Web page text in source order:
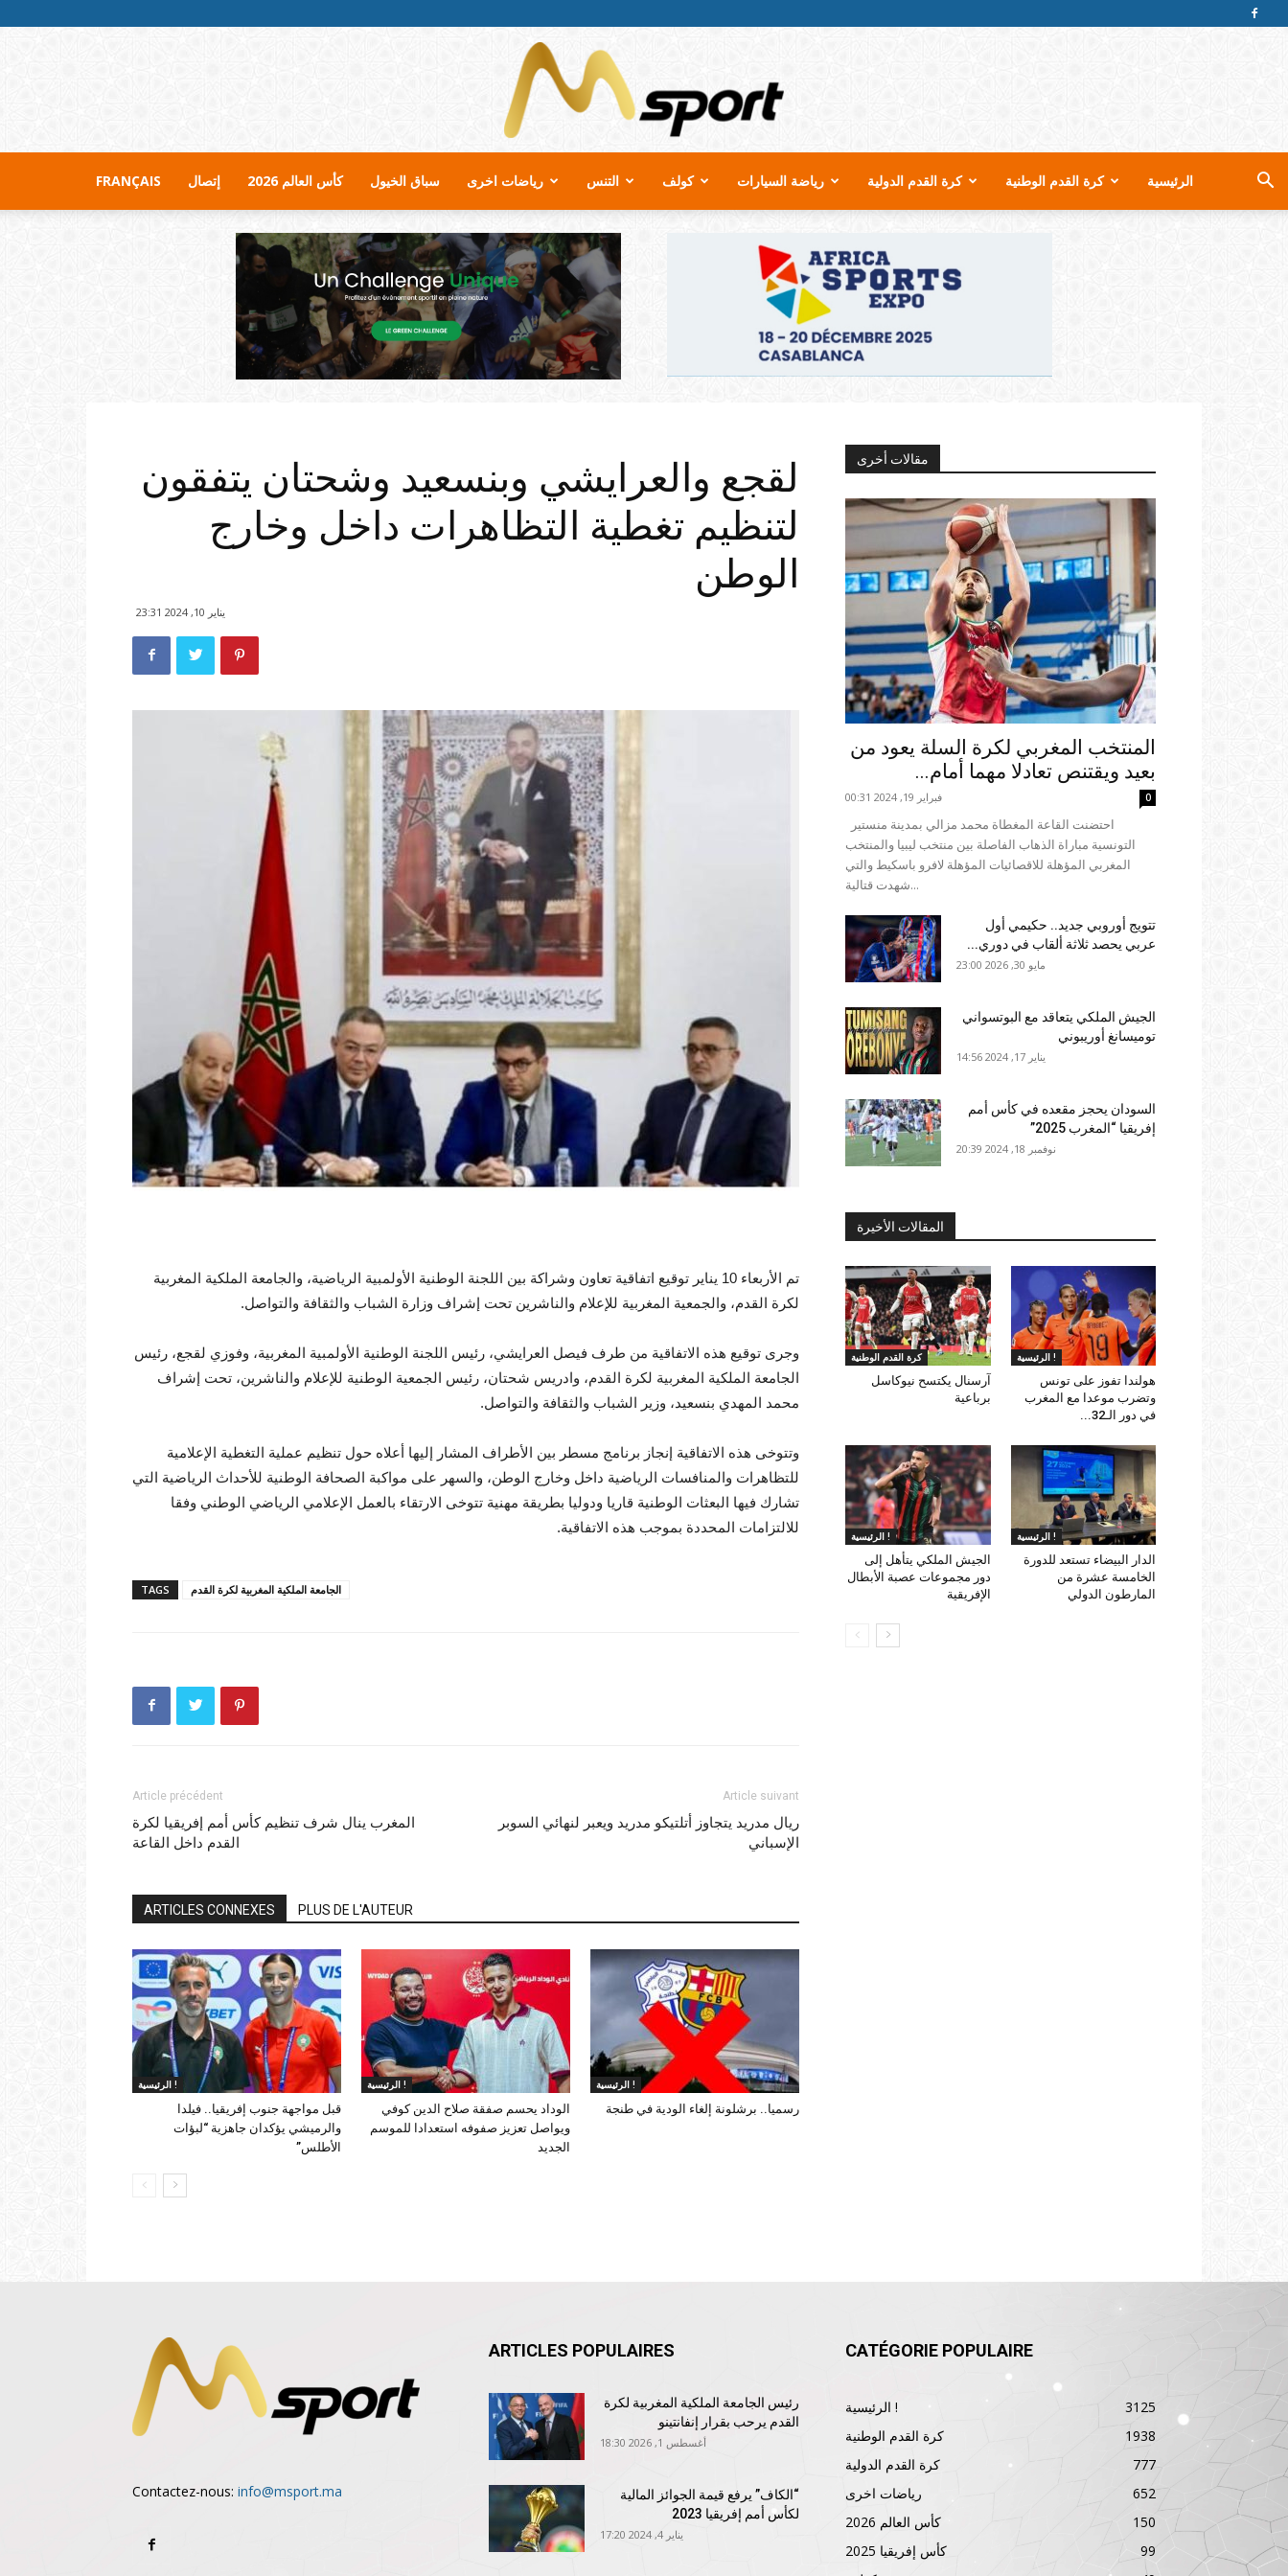
MSport.ma
FRANÇAIS إتصال كأس العالم 2026 سباق الخيول رياضات اخرى التنس كولف رياضة السيارات كرة القدم الدولية كرة القدم الوطنية الرئيسية
لقجع والعرايشي وبنسعيد وشحتان يتفقون
لتنظيم تغطية التظاهرات داخل وخارج
الوطن
يناير 10, 2024 23:31
تم الأربعاء 10 يناير توقيع اتفاقية تعاون وشراكة بين اللجنة الوطنية الأولمبية الرياضية، والجامعة الملكية المغربية
لكرة القدم، والجمعية المغربية للإعلام والناشرين تحت إشراف وزارة الشباب والثقافة والتواصل.
وجرى توقيع هذه الاتفاقية من طرف فيصل العرايشي، رئيس اللجنة الوطنية الأولمبية المغربية، وفوزي لقجع، رئيس
الجامعة الملكية المغربية لكرة القدم، وادريس شحتان، رئيس الجمعية الوطنية للإعلام والناشرين، تحت إشراف
محمد المهدي بنسعيد، وزير الشباب والثقافة والتواصل.
وتتوخى هذه الاتفاقية إنجاز برنامج مسطر بين الأطراف المشار إليها أعلاه حول تنظيم عملية التغطية الإعلامية
للتظاهرات والمنافسات الرياضية داخل وخارج الوطن، والسهر على مواكبة الصحافة الوطنية للأحداث الرياضية التي
تشارك فيها البعثات الوطنية قاريا ودوليا بطريقة مهنية تتوخى الارتقاء بالعمل الإعلامي الرياضي الوطني وفقا
للالتزامات المحددة بموجب هذه الاتفاقية.
TAGS الجامعة الملكية المغربية لكرة القدم
Article précédent
المغرب ينال شرف تنظيم كأس أمم إفريقيا لكرة
القدم داخل القاعة
Article suivant
ريال مدريد يتجاوز أتلتيكو مدريد ويعبر لنهائي السوبر
الإسباني
ARTICLES CONNEXES PLUS DE L'AUTEUR
الرئيسية !
قبل مواجهة جنوب إفريقيا.. فيلدا
والرميشي يؤكدان جاهزية “لبؤات
الأطلس”
الرئيسية !
الوداد يحسم صفقة صلاح الدين كوفي
ويواصل تعزيز صفوفه استعدادا للموسم
الجديد
الرئيسية !
رسميا.. برشلونة إلغاء الودية في طنجة
مقالات أخرى
المنتخب المغربي لكرة السلة يعود من
بعيد ويقتنص تعادلا مهما أمام...
فبراير 19, 2024 00:31 0
التونسية مباراة الذهاب الفاصلة بين منتخب ليبيا والمنتخب
المغربي المؤهلة للاقصائيات المؤهلة لافرو باسكيط والتي
شهدت قتالية...
تتويج أوروبي جديد.. حكيمي أول
عربي يحصد ثلاثة ألقاب في دوري...
مايو 30, 2026 23:00
الجيش الملكي يتعاقد مع البوتسواني
توميسانغ أوريبوني
يناير 17, 2024 14:56
السودان يحجز مقعده في كأس أمم
إفريقيا “المغرب 2025”
نوفمبر 18, 2024 20:39
المقالات الأخيرة
كرة القدم الوطنية
آرسنال يكتسح نيوكاسل
برباعية
الرئيسية !
هولندا تفوز على تونس
وتضرب موعدا مع المغرب
في دور الـ32...
الرئيسية !
الجيش الملكي يتأهل إلى
دور مجموعات عصبة الأبطال
الإفريقية
الرئيسية !
الدار البيضاء تستعد للدورة
الخامسة عشرة من
المارطون الدولي
Contactez-nous: info@msport.ma
ARTICLES POPULAIRES
رئيس الجامعة الملكية المغربية لكرة
القدم يرحب بقرار إنفانتينو
أغسطس 1, 2026 18:30
“الكاف” يرفع قيمة الجوائز المالية
لكأس أمم إفريقيا 2023
يناير 4, 2024 17:20
CATÉGORIE POPULAIRE
الرئيسية !
3125
كرة القدم الوطنية
1938
كرة القدم الدولية
777
رياضات اخرى
652
كأس العالم 2026
150
كأس إفريقيا 2025
99